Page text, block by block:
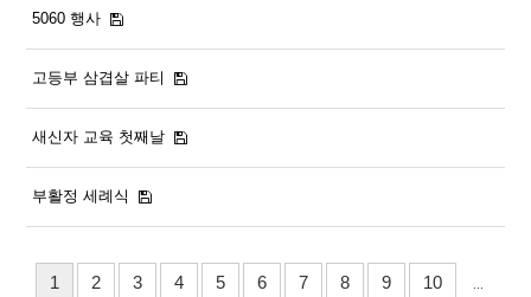
5060 행사
고등부 삼겹살 파티
새신자 교육 첫째날
부활정 세례식
1 2 3 4 5 6 7 8 9 10